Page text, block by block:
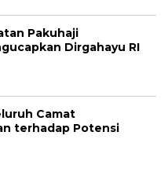
Pakuhaji
Dirgahayu RI
Camat
terhadap Potensi